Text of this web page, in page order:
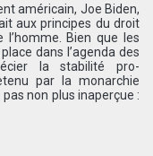
américain, Joe Biden,
aux principes du droit
Bien que les
dans l’agenda des
la stabilité pro-
par la monarchie
non plus inaperçue :